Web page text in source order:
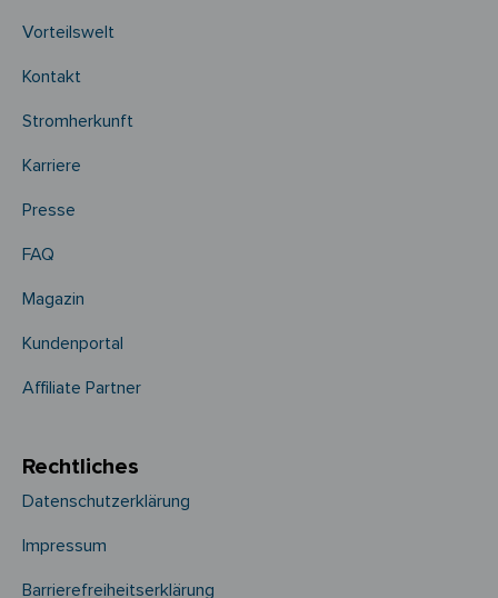
Vorteilswelt
Kontakt
Stromherkunft
Karriere
Presse
FAQ
Magazin
Kundenportal
Affiliate Partner
Rechtliches
Datenschutzerklärung
Impressum
Barrierefreiheitserklärung